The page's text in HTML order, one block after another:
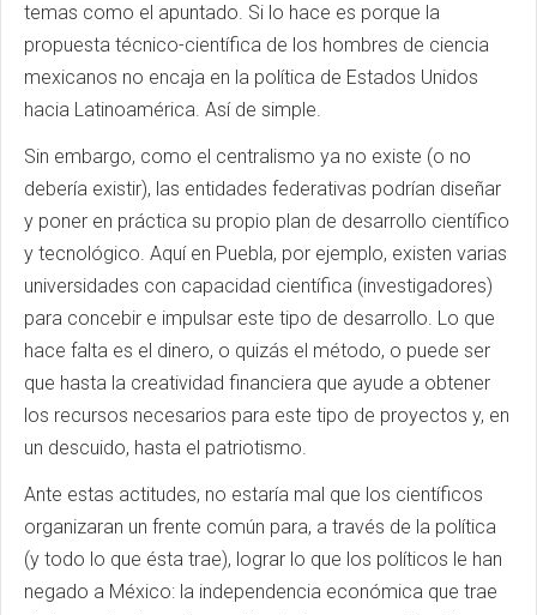
temas como el apuntado. Si lo hace es porque la
propuesta técnico-científica de los hombres de ciencia
mexicanos no encaja en la política de Estados Unidos
hacia Latinoamérica. Así de simple.
Sin embargo, como el centralismo ya no existe (o no
debería existir), las entidades federativas podrían diseñar
y poner en práctica su propio plan de desarrollo científico
y tecnológico. Aquí en Puebla, por ejemplo, existen varias
universidades con capacidad científica (investigadores)
para concebir e impulsar este tipo de desarrollo. Lo que
hace falta es el dinero, o quizás el método, o puede ser
que hasta la creatividad financiera que ayude a obtener
los recursos necesarios para este tipo de proyectos y, en
un descuido, hasta el patriotismo.
Ante estas actitudes, no estaría mal que los científicos
organizaran un frente común para, a través de la política
(y todo lo que ésta trae), lograr lo que los políticos le han
negado a México: la independencia económica que trae